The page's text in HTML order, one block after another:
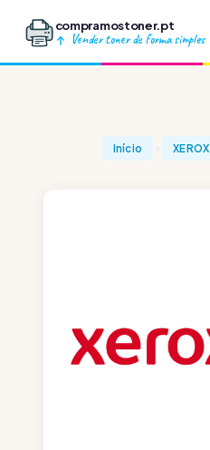
compramostoner.pt
Vender toner de forma simples
Início XEROX